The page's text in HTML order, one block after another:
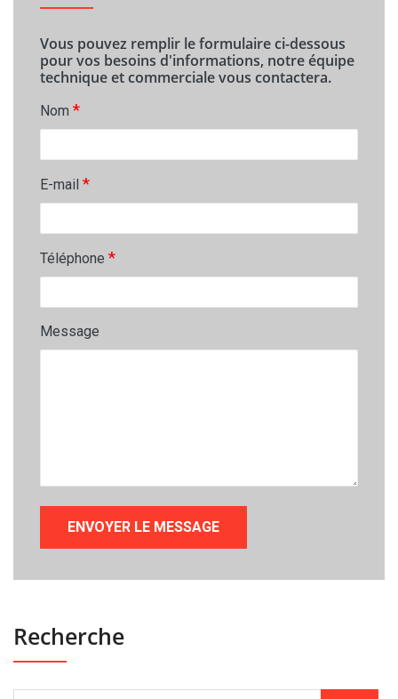
Vous pouvez remplir le formulaire ci-dessous
pour vos besoins d'informations, notre équipe
technique et commerciale vous contactera.
Nom *
E-mail *
Téléphone *
Message
Recherche